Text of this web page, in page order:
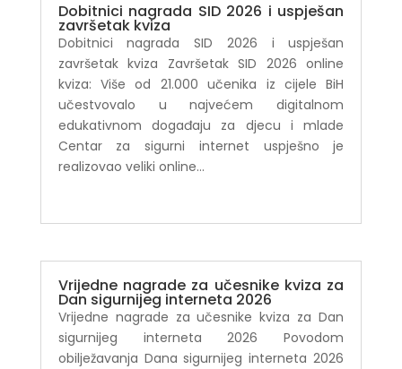
Dobitnici nagrada SID 2026 i uspješan
završetak kviza
Dobitnici nagrada SID 2026 i uspješan
završetak kviza Završetak SID 2026 online
kviza: Više od 21.000 učenika iz cijele BiH
učestvovalo u najvećem digitalnom
edukativnom događaju za djecu i mlade
Centar za sigurni internet uspješno je
realizovao veliki online...
Vrijedne nagrade za učesnike kviza za
Dan sigurnijeg interneta 2026
Vrijedne nagrade za učesnike kviza za Dan
sigurnijeg interneta 2026 Povodom
obilježavanja Dana sigurnijeg interneta 2026